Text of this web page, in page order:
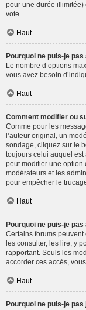
pour une durée illimitée)
vote.
Haut
Pourquoi ne puis-je pas
Le nombre d’options
vous avez besoin
Haut
Comment modifier ou
Comme pour les
l’auteur original, un
sondage, cliquez sur le
toujours celui auquel est
peut modifier une option
modérateurs et les
pour empêcher le
Haut
Pourquoi ne puis-je
Certains forums
les consulter, les lire, y
rapportant. Seuls les
accorder ces accès,
Haut
Pourquoi ne puis-je